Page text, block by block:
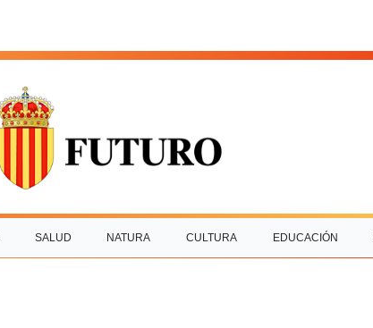
SALUD NATURA CULTURA EDUCACIÓN